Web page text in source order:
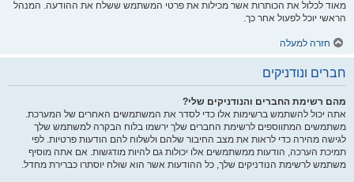
מאוד לכלול את הכותרות אשר מכילות את פרטי המשתמש ששלח את ההודעה. המנהל
הראשי יוכל לפעול אחר כך.
חזרה למעלה
חברים ונודניקים
מהם רשימת החברים והנודניקים שלי?
אתה יכול להשתמש ברשימות אלו כדי לסדר את המשתמשים האחרים של המערכת.
משתמשים המתווספים לרשימת החברים שלך ירשמו בלוח הבקרה למשתמש שלך
לגישה מהירה כדי לראות את מצב החיבור שלהם ולשלוח להם הודעות פרטיות. לפי
תמיכת הערכה, הודעות ממשתמשים אלו יכולות גם להיות מודגשות. אם אתה מוסיף
משתמש לרשימת הנודניקים שלך, כל ההודעות אשר הוא שולח יוסתרו כברירת מחדל.